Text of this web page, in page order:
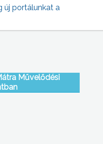
Művelődési
új portálunkat a